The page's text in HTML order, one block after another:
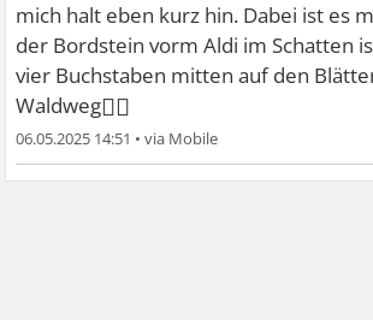
mich halt eben kurz hin. Dabei ist es
der Bordstein vorm Aldi im Schatten
vier Buchstaben mitten auf den
Waldweg🤷‍♀
06.05.2025 14:51 •